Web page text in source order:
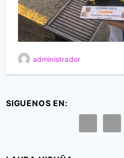
administrador
SIGUENOS EN: